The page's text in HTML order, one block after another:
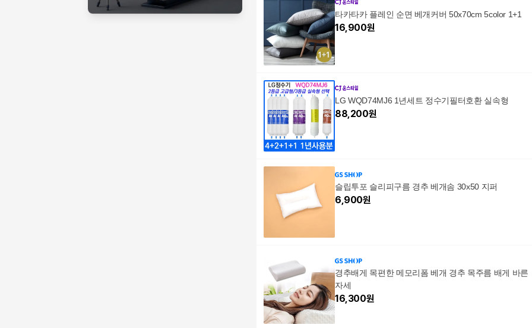
타카타카 플레인 순면 베개커버 50x70cm 5color 1+1
16,900원
LG WQD74MJ6 1년세트 정수기필터호환 실속형
88,200원
슬립투포 슬리피구름 경추 베개솜 30x50 지퍼
6,900원
경추배게 목편한 메모리폼 베개 경추 목주름 배게 바른
자세
16,300원